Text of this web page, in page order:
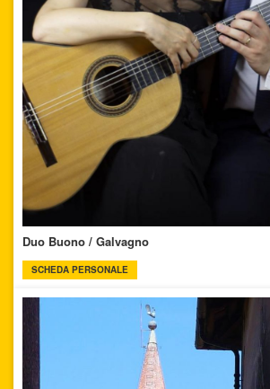
Duo Buono / Galvagno
SCHEDA PERSONALE